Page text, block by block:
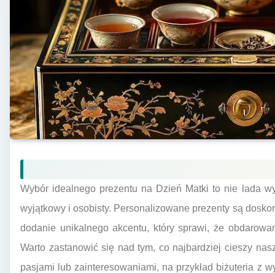
Wybór idealnego prezentu na Dzień Matki to nie lada
wyjątkowy i osobisty. Personalizowane prezenty są
dodanie unikalnego akcentu, który sprawi, że
Warto zastanowić się nad tym, co najbardziej cieszy
pasjami lub zainteresowaniami, na przykład biżuteria z